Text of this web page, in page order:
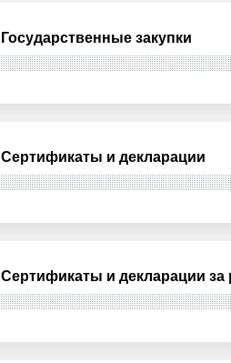
Государственные закупки
Сертификаты и декларации
Сертификаты и декларации за